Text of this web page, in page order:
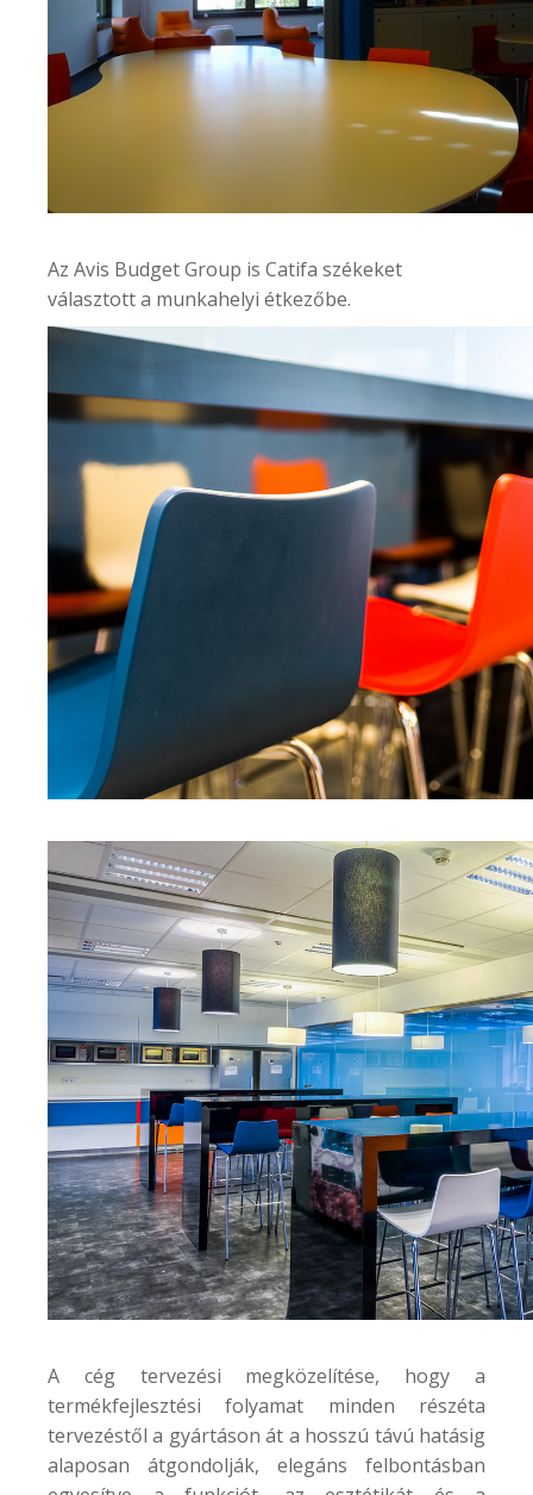
Az Avis Budget Group is Catifa székeket
választott a munkahelyi étkezőbe.
A cég tervezési megközelítése, hogy a
termékfejlesztési folyamat minden részéta
tervezéstől a gyártáson át a hosszú távú hatásig
alaposan átgondolják, elegáns felbontásban